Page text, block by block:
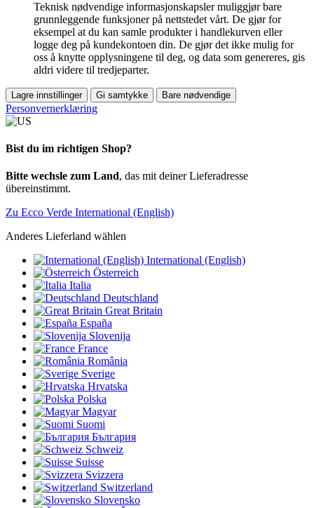
Teknisk nødvendige informasjonskapsler muliggjør bare
grunnleggende funksjoner på nettstedet vårt. De gjør for
eksempel at du kan samle produkter i handlekurven eller
logge deg på kundekontoen din. De gjør det ikke mulig for
oss å knytte opplysningene til deg, og data som genereres, gis
aldri videre til tredjeparter.
Lagre innstillinger Gi samtykke Bare nødvendige
Personvernerklæring
Bist du im richtigen Shop?
Bitte wechsle zum Land, das mit deiner Lieferadresse
übereinstimmt.
Zu Ecco Verde International (English)
Anderes Lieferland wählen
International (English)
Österreich
Italia
Deutschland
Great Britain
España
Slovenija
France
România
Sverige
Hrvatska
Polska
Magyar
Suomi
България
Schweiz
Suisse
Svizzera
Switzerland
Slovensko